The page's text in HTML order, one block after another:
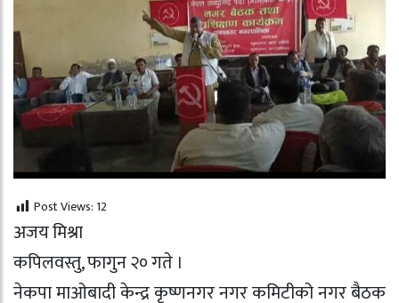
Post Views: 12
अजय मिश्रा
कपिलवस्तु, फागुन २० गते ।
नेकपा माओबादी केन्द्र कृष्णनगर नगर कमिटीको नगर बैठक